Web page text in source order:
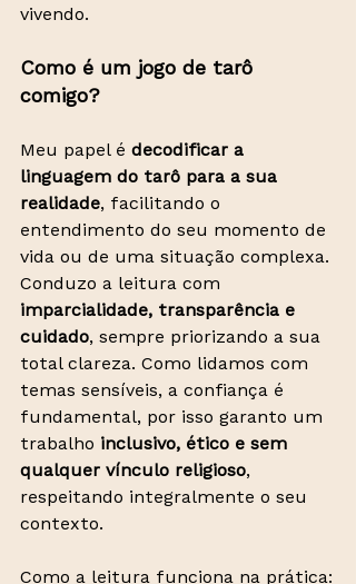
vivendo.
​Como é um jogo de tarô
comigo?
Meu papel é decodificar a
linguagem do tarô para a sua
realidade, facilitando o
entendimento do seu momento de
vida ou de uma situação complexa.
Conduzo a leitura com
imparcialidade, transparência e
cuidado, sempre priorizando a sua
total clareza. Como lidamos com
temas sensíveis, a confiança é
fundamental, por isso garanto um
trabalho inclusivo, ético e sem
qualquer vínculo religioso,
respeitando integralmente o seu
contexto.
Como a leitura funciona na prática: